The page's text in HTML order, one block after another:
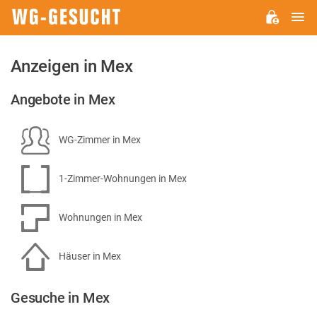
Anzeigen in Mex
Angebote in Mex
WG-Zimmer in Mex
1-Zimmer-Wohnungen in Mex
Wohnungen in Mex
Häuser in Mex
Gesuche in Mex